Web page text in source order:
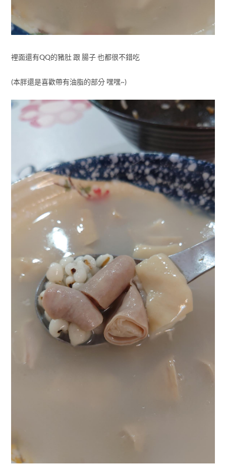
裡面還有QQ的豬肚 跟 腸子 也都很不錯吃
(本胖還是喜歡帶有油脂的部分 嘿嘿~)